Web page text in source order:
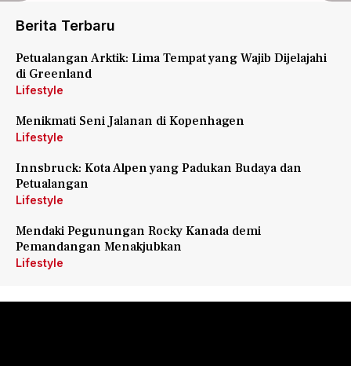
Berita Terbaru
Petualangan Arktik: Lima Tempat yang Wajib Dijelajahi
di Greenland
Lifestyle
Menikmati Seni Jalanan di Kopenhagen
Lifestyle
Innsbruck: Kota Alpen yang Padukan Budaya dan
Petualangan
Lifestyle
Mendaki Pegunungan Rocky Kanada demi
Pemandangan Menakjubkan
Lifestyle